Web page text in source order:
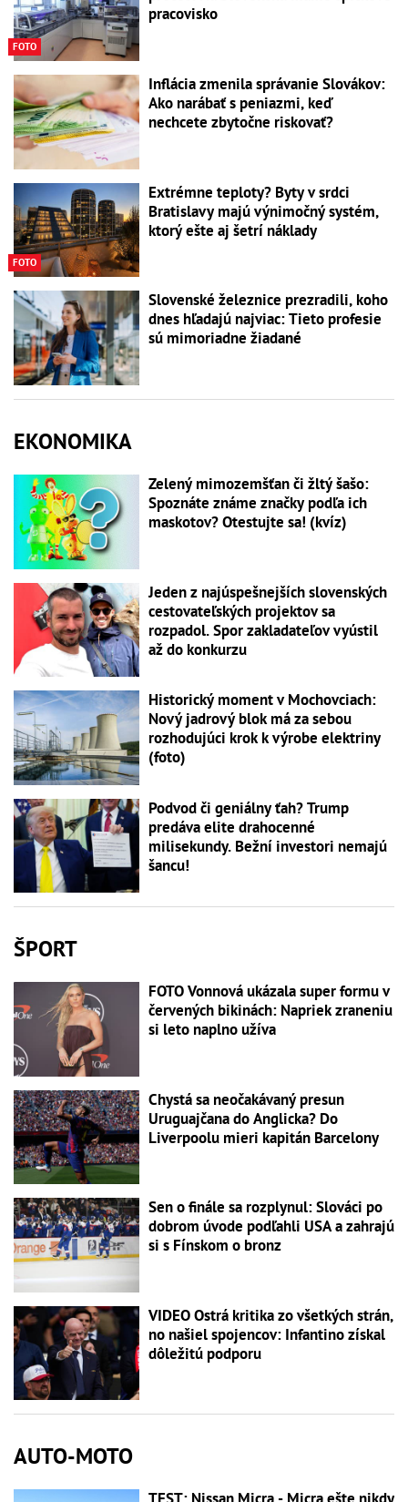
FOTO
pracovisko
Inflácia zmenila správanie Slovákov:
Ako narábať s peniazmi, keď
nechcete zbytočne riskovať?
FOTO
Extrémne teploty? Byty v srdci
Bratislavy majú výnimočný systém,
ktorý ešte aj šetrí náklady
Slovenské železnice prezradili, koho
dnes hľadajú najviac: Tieto profesie
sú mimoriadne žiadané
EKONOMIKA
Zelený mimozemšťan či žltý šašo:
Spoznáte známe značky podľa ich
maskotov? Otestujte sa! (kvíz)
Jeden z najúspešnejších slovenských
cestovateľských projektov sa
rozpadol. Spor zakladateľov vyústil
až do konkurzu
Historický moment v Mochovciach:
Nový jadrový blok má za sebou
rozhodujúci krok k výrobe elektriny
(foto)
Podvod či geniálny ťah? Trump
predáva elite drahocenné
milisekundy. Bežní investori nemajú
šancu!
ŠPORT
FOTO Vonnová ukázala super formu v
červených bikinách: Napriek zraneniu
si leto naplno užíva
Chystá sa neočakávaný presun
Uruguajčana do Anglicka? Do
Liverpoolu mieri kapitán Barcelony
Sen o finále sa rozplynul: Slováci po
dobrom úvode podľahli USA a zahrajú
si s Fínskom o bronz
VIDEO Ostrá kritika zo všetkých strán,
no našiel spojencov: Infantino získal
dôležitú podporu
AUTO-MOTO